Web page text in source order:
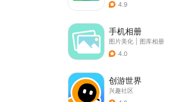
4.9
手机相册
图片美化
图库相册
4.0
创游世界
兴趣社区